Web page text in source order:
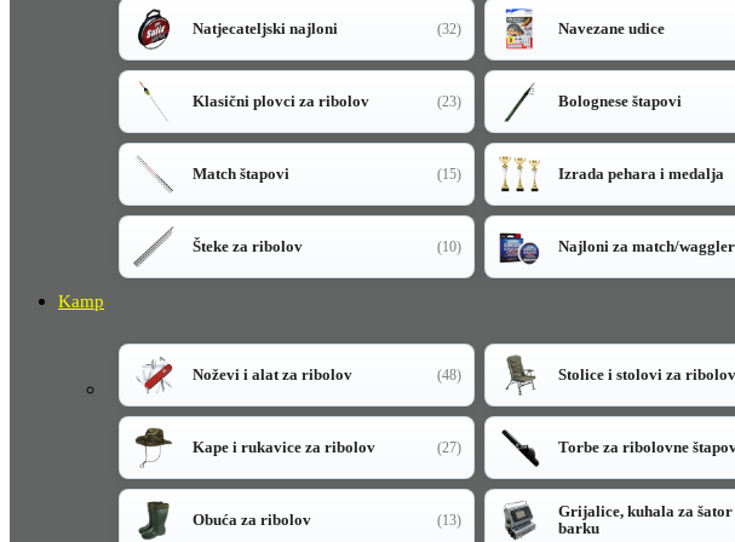
Natjecateljski najloni (32) Navezane udice
Klasični plovci za ribolov (23) Bolognese štapovi
Match štapovi (15) Izrada pehara i medalja
Šteke za ribolov (10) Najloni za match/waggler
Kamp
Noževi i alat za ribolov (48) Stolice i stolovi za ribolov
Kape i rukavice za ribolov (27) Torbe za ribolovne
Obuća za ribolov (13)
Grijalice, kuhala za
barku